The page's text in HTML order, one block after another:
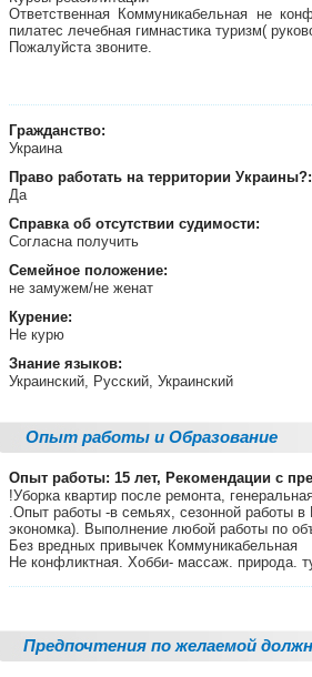
Ответственная Коммуникабельная не
пилатес лечебная гимнастика туризм(
Пожалуйста звоните.
Гражданство:
Украина
Право работать на территории Украины?:
Да
Справка об отсутствии судимости:
Согласна получить
Семейное положение:
не замужем/не женат
Курение:
Не курю
Знание языков:
Украинский, Русский, Украинский
Опыт работы и Образование
Опыт работы: 15 лет, Рекомендации с
!Уборка квартир после ремонта,
.Опыт работы -в семьях, сезонной работы
экономка). Выполнение любой работы по
Без вредных привычек Коммуникабельная
Не конфликтная. Хобби- массаж. природа.
Предпочтения по желаемой